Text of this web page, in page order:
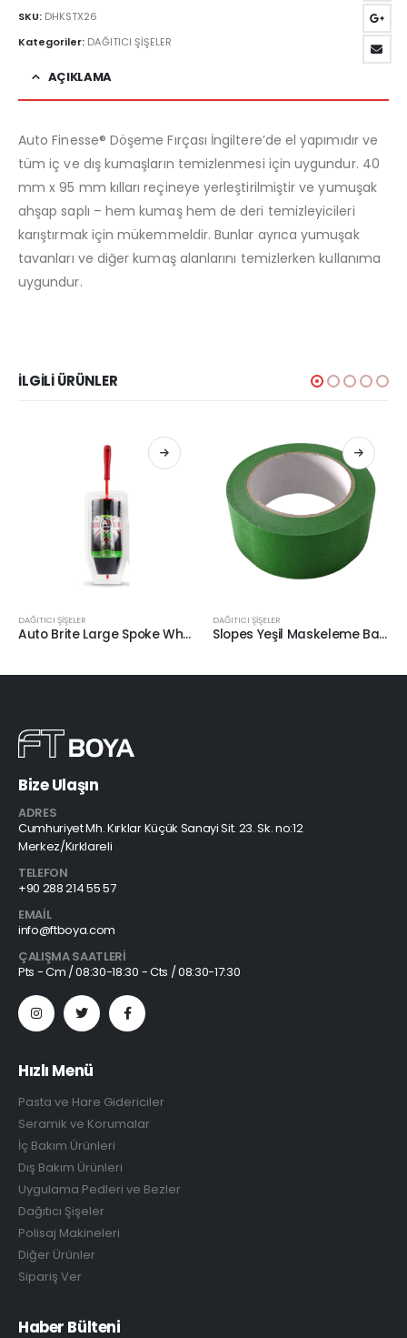
SKU: DHKSTX26
Kategoriler: DAĞITICI ŞİŞELER
AÇIKLAMA
Auto Finesse® Döşeme Fırçası İngiltere’de el yapımıdır ve
tüm iç ve dış kumaşların temizlenmesi için uygundur. 40
mm x 95 mm kılları reçineye yerleştirilmiştir ve yumuşak
ahşap saplı – hem kumaş hem de deri temizleyicileri
karıştırmak için mükemmeldir. Bunlar ayrıca yumuşak
tavanları ve diğer kumaş alanlarını temizlerken kullanıma
uygundur.
İLGILI ÜRÜNLER
DAĞITICI ŞİŞELER
Auto Brite Large Spoke Wheel Brush Uzun Jant Fırçası
DAĞITICI ŞİŞELER
Slopes Yeşil Maskeleme Bandı 45mmx50mt
Bize Ulaşın
ADRES
Cumhuriyet Mh. Kırklar Küçük Sanayi Sit. 23. Sk. no:12
Merkez/Kırklareli
TELEFON
+90 288 214 55 57
EMAIL
info@ftboya.com
ÇALIŞMA SAATLERI
Pts - Cm / 08:30-18:30 - Cts / 08:30-17:30
Hızlı Menü
Pasta ve Hare Gidericiler
Seramik ve Korumalar
İç Bakım Ürünleri
Dış Bakım Ürünleri
Uygulama Pedleri ve Bezler
Dağıtıcı Şişeler
Polisaj Makineleri
Diğer Ürünler
Sipariş Ver
Haber Bülteni